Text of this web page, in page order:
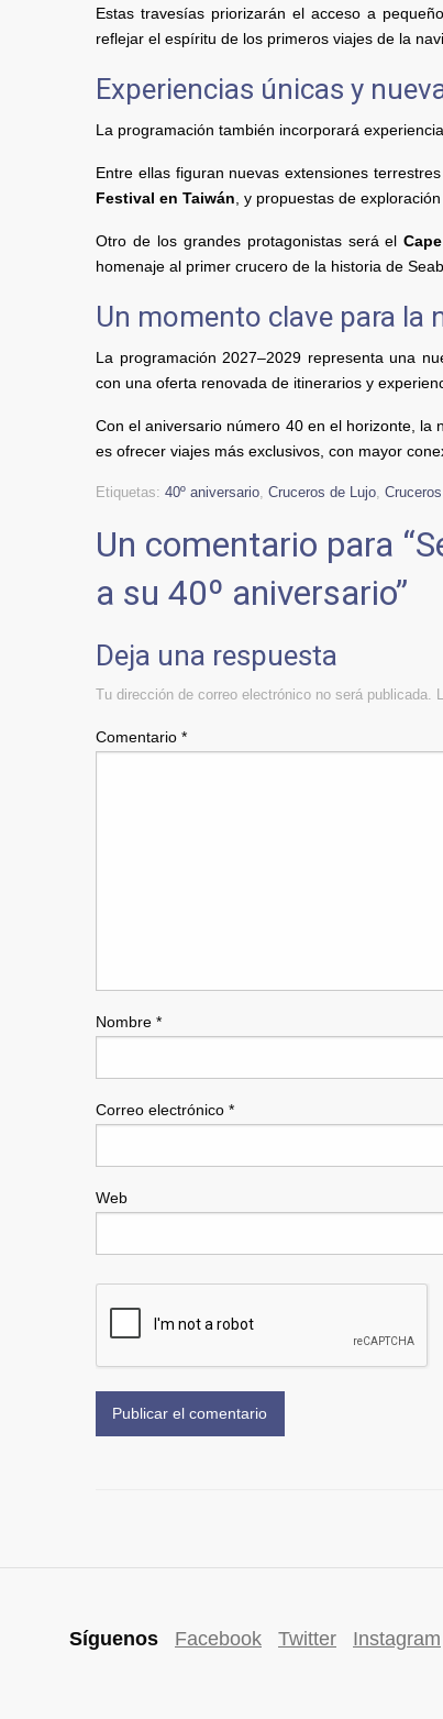
Estas travesías priorizarán el acceso a
reflejar el espíritu de los primeros viajes de la
Experiencias únicas y
La programación también incorporará
Entre ellas figuran nuevas extensiones
Festival en Taiwán, y propuestas de
Otro de los grandes protagonistas será el
homenaje al primer crucero de la historia de
Un momento clave para la
La programación 2027–2029 representa una
con una oferta renovada de itinerarios y
Con el aniversario número 40 en el horizonte, la
es ofrecer viajes más exclusivos, con mayor
Etiquetas: 40º aniversario, Cruceros de Lujo,
Un comentario para “
a su 40º aniversario”
Deja una respuesta
Tu dirección de correo electrónico no será publicada.
Comentario *
Nombre *
Correo electrónico *
Web
Síguenos Facebook Twitter Instagram